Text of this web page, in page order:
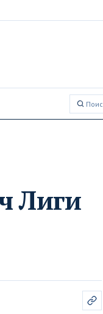
Поиск:
Лиги